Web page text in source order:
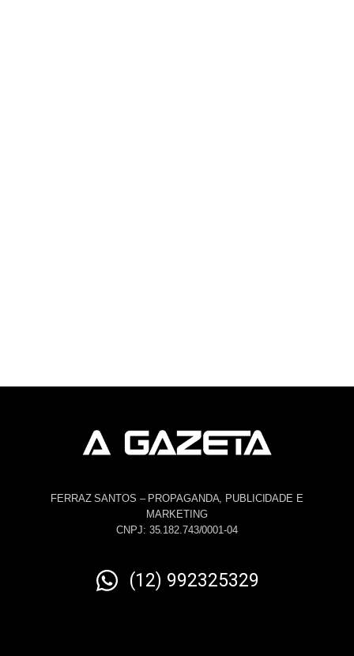
FERRAZ SANTOS – PROPAGANDA, PUBLICIDADE E
MARKETING
CNPJ: 35.182.743/0001-04
(12) 992325329